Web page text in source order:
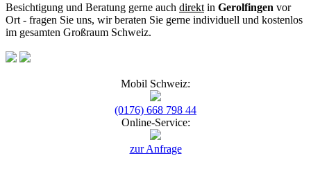
Besichtigung und Beratung gerne auch direkt in Gerolfingen vor
Ort - fragen Sie uns, wir beraten Sie gerne individuell und kostenlos
im gesamten Großraum Schweiz.
Mobil Schweiz:
(0176) 668 798 44
Online-Service:
zur Anfrage